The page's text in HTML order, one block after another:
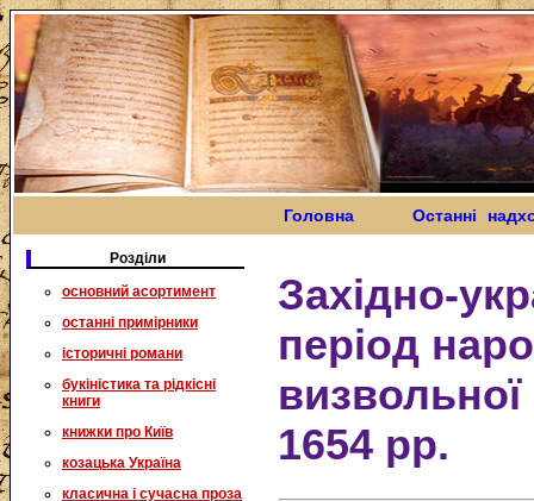
Головна Останні
Розділи
основний асортимент
останні примірники
історичні романи
букіністика та рідкісні
книги
книжки про Київ
козацька Україна
класична і сучасна проза
Західно-
період
визвольної
1654 рр.